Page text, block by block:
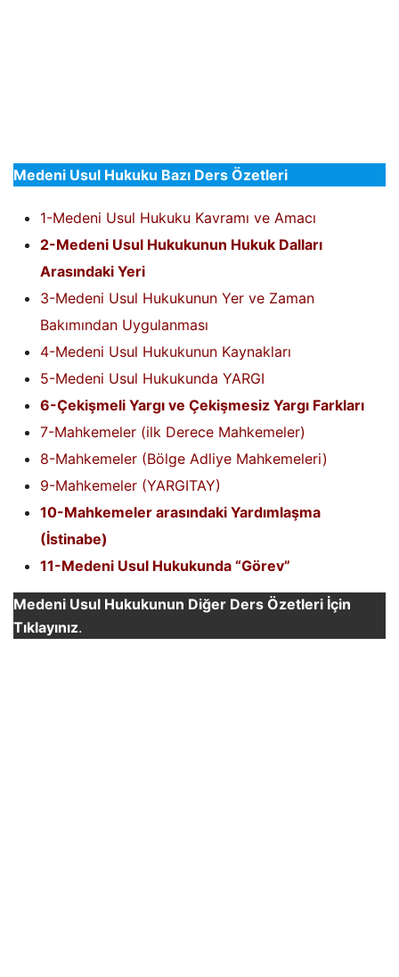
Medeni Usul Hukuku Bazı Ders Özetleri
1-Medeni Usul Hukuku Kavramı ve Amacı
2-Medeni Usul Hukukunun Hukuk Dalları
Arasındaki Yeri
3-Medeni Usul Hukukunun Yer ve Zaman
Bakımından Uygulanması
4-Medeni Usul Hukukunun Kaynakları
5-Medeni Usul Hukukunda YARGI
6-Çekişmeli Yargı ve Çekişmesiz Yargı Farkları
7-Mahkemeler (ilk Derece Mahkemeler)
8-Mahkemeler (Bölge Adliye Mahkemeleri)
9-Mahkemeler (YARGITAY)
10-Mahkemeler arasındaki Yardımlaşma
(İstinabe)
11-Medeni Usul Hukukunda “Görev”
Medeni Usul Hukukunun Diğer Ders Özetleri İçin
Tıklayınız.